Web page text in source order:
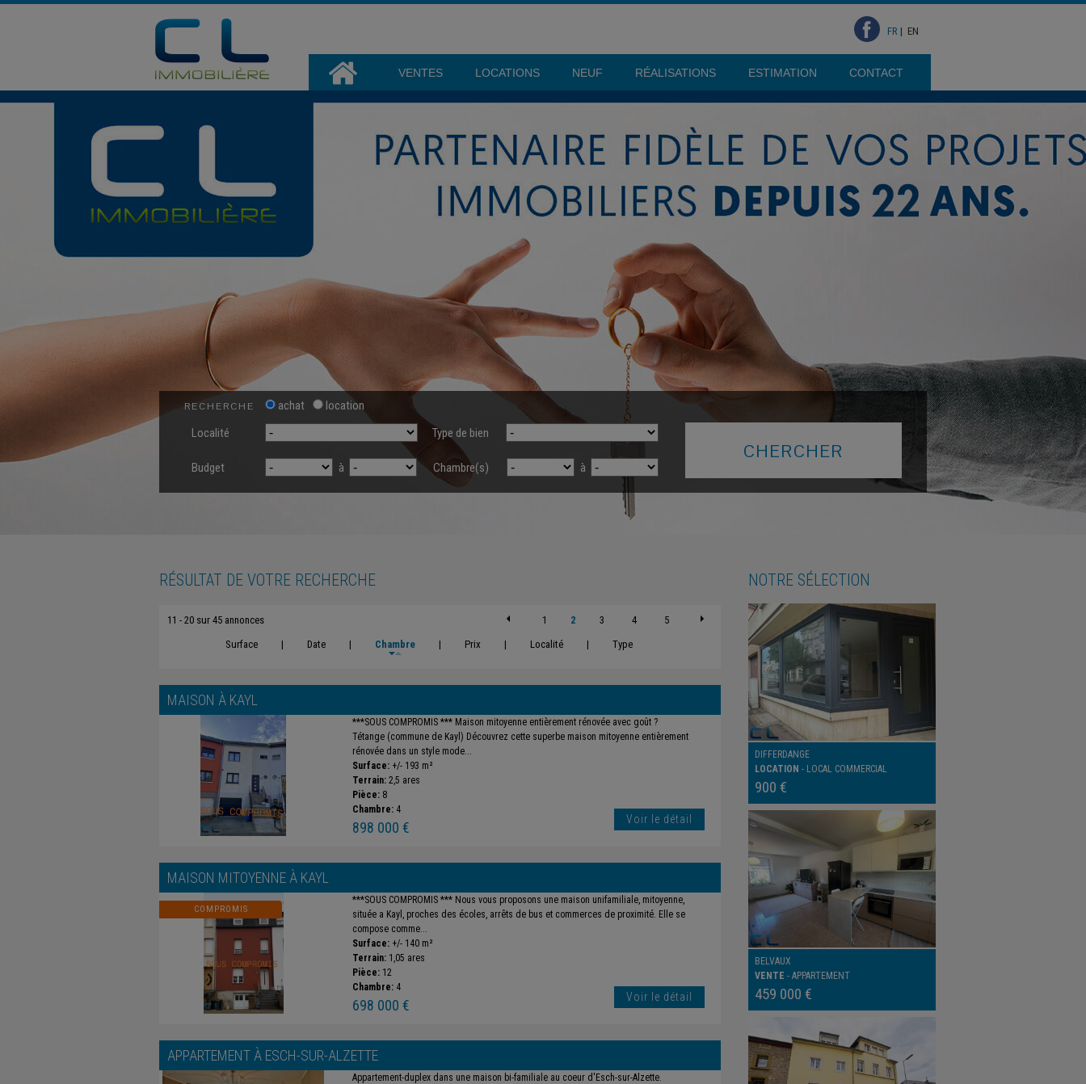
FR | EN
VENTES LOCATIONS NEUF RÉALISATIONS ESTIMATION CONTACT
RECHERCHE achat
location
Localité
Type de bien
Budget à Chambre(s) à
RÉSULTAT DE VOTRE RECHERCHE
11 - 20 sur 45 annonces 1 2 3 4
5
Surface
| Date | Chambre | Prix | Localité | Type
MAISON À KAYL
***SOUS COMPROMIS *** Maison mitoyenne entièrement rénovée avec goût ?
Tétange (commune de Kayl) Découvrez cette superbe maison mitoyenne entièrement
rénovée dans un style mode...
Surface: +/- 193 m²
Terrain: 2,5 ares
Pièce: 8
Chambre: 4
898 000 € Voir le détail
MAISON MITOYENNE À KAYL
COMPROMIS
***SOUS COMPROMIS *** Nous vous proposons une maison unifamiliale, mitoyenne,
située a Kayl, proches des écoles, arrêts de bus et commerces de proximité. Elle se
compose comme...
Surface: +/- 140 m²
Terrain: 1,05 ares
Pièce: 12
Chambre: 4
698 000 € Voir le détail
APPARTEMENT À ESCH-SUR-ALZETTE
Appartement-duplex dans une maison bi-familiale au coeur d'Esch-sur-Alzette.
NOTRE SÉLECTION
DIFFERDANGE
LOCATION - LOCAL COMMERCIAL
900 €
BELVAUX
VENTE - APPARTEMENT
459 000 €